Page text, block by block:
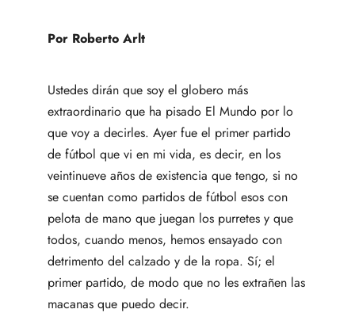
Por Roberto Arlt
Ustedes dirán que soy el globero más
extraordinario que ha pisado El Mundo por lo
que voy a decirles. Ayer fue el primer partido
de fútbol que vi en mi vida, es decir, en los
veintinueve años de existencia que tengo, si no
se cuentan como partidos de fútbol esos con
pelota de mano que juegan los purretes y que
todos, cuando menos, hemos ensayado con
detrimento del calzado y de la ropa. Sí; el
primer partido, de modo que no les extrañen las
macanas que puedo decir.